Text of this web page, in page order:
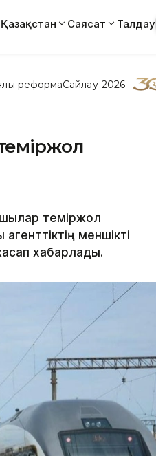
Қазақстан Саясат Талдау
реформаСайлау-2026
теміржол
меншікті
хабарлады.